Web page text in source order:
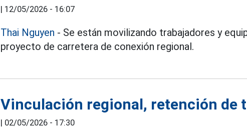
| 12/05/2026 - 16:07
Thai Nguyen - Se están movilizando trabajadores y
proyecto de carretera de conexión regional.
Vinculación regional, retención de
| 02/05/2026 - 17:30